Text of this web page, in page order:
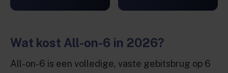
Wat kost All-on-6 in 2026?
All-on-6 is een volledige, vaste gebitsbrug op 6